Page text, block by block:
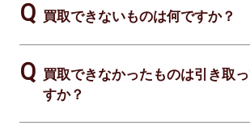
買取できないものは何ですか？
買取できなかったものは引き取
すか？